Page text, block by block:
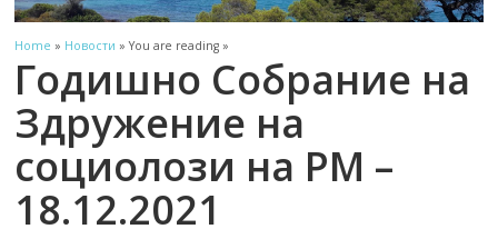
Home » Новости » You are reading »
Годишно Собрание на
Здружение на
социолози на РМ –
18.12.2021